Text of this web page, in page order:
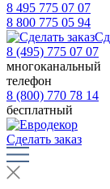
8 495 775 07 07
8 800 775 05 94
8 (495) 775 07 07
многоканальный
телефон
8 (800) 770 78 14
бесплатный
Сделать заказ